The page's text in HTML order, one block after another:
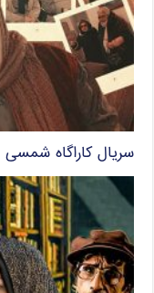
سریال کاراگاه شمسی و